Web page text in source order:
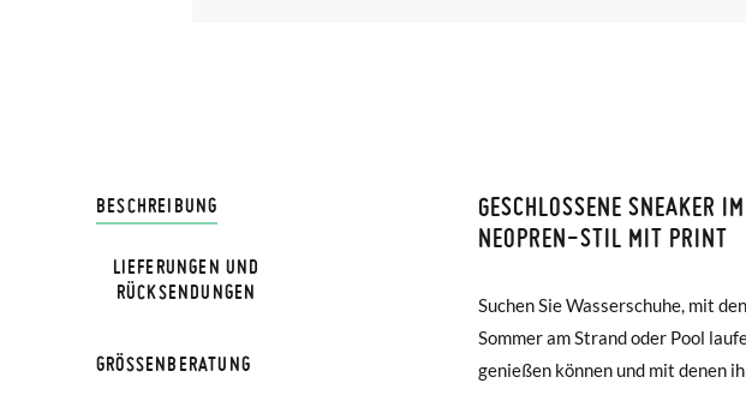
BESCHREIBUNG
GESCHLOSSENE SNEAKER IM
NEOPREN-STIL MIT PRINT
Suchen Sie Wasserschuhe, mit
Sommer am Strand oder Pool
genießen können und mit denen
Kinder nicht heiß werden,
können sie beide tragen, um an den
Strand zu gehen, nach
LIEFERUNGEN UND
RÜCKSENDUNGEN
LIVRAISON ET RETOURS
Lieferung per Kurier dauert 4 bis
werden muss, da sie andernfalls
GRÖSSENBERATUNG